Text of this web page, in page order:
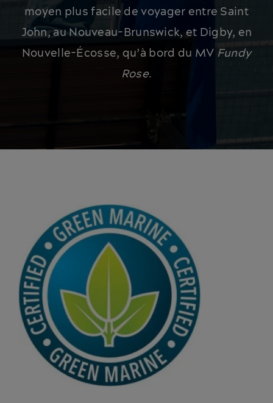
moyen plus facile de voyager entre Saint
John, au Nouveau-Brunswick, et Digby, en
Nouvelle-Écosse, qu’à bord du MV Fundy
Rose.